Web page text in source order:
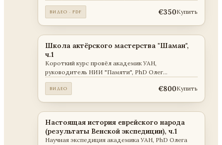
деньги.
ВИДЕО · PDF €350Купить
Школа актёрского мастерства "Шаман",
ч.1
Короткий курс провёл академик УАН,
руководитель НИИ "Памяти", PhD Олег
Викторович Мальцев . Занятие: 1-14 Содержание
курса описано на сайте "Академии прикладных
ВИДЕО €800Купить
Настоящая история еврейского народа
(результаты Венской экспедиции), ч.1
Научная экспедиция академика УАН, PhD Олега